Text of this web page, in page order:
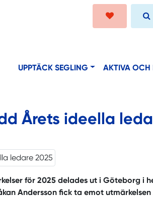
UPPTÄCK SEGLING AKTIVA OCH
Årets ideella
för 2025 delades ut i Göteborg i
Andersson fick ta emot